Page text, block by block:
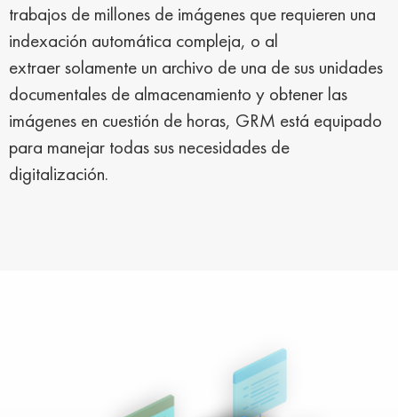
trabajos de millones de imágenes que requieren una
indexación automática compleja, o al
extraersolamente un archivo de una de sus unidades
documentales de almacenamiento y obtener las
imágenes en cuestión de horas, GRM está equipado
para manejar todas sus necesidades de
digitalización.